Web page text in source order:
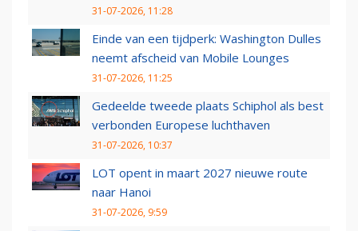
31-07-2026, 11:28
Einde van een tijdperk: Washington Dulles
neemt afscheid van Mobile Lounges
31-07-2026, 11:25
Gedeelde tweede plaats Schiphol als best
verbonden Europese luchthaven
31-07-2026, 10:37
LOT opent in maart 2027 nieuwe route
naar Hanoi
31-07-2026, 9:59